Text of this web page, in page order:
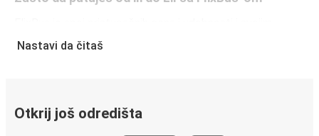
putnicima pruža vrhunski doživljaj putovanja. Uživaj u
znajući da cena tvoje karte pokriva jedan komad ručnog
prtljaga i jednu torbu.
Nastavi da čitaš
Otkrij još odredišta